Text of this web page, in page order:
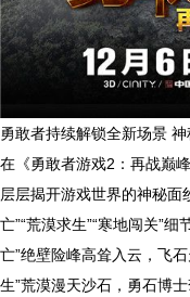
勇敢者持续解锁全新场景
在《勇敢者游戏2：再战巅
层层揭开游戏世界的神秘面
亡”“荒漠求生”“寒地闯关”
亡”绝壁险峰高耸入云，飞
生”荒漠漫天沙石，勇石博